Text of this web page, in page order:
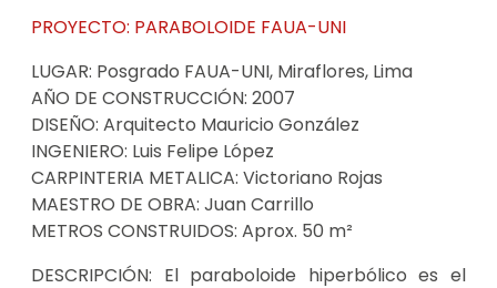
PROYECTO: PARABOLOIDE FAUA-UNI
LUGAR: Posgrado FAUA-UNI, Miraflores, Lima
AÑO DE CONSTRUCCIÓN: 2007
DISEÑO: Arquitecto Mauricio González
INGENIERO: Luis Felipe López
CARPINTERIA METALICA: Victoriano Rojas
MAESTRO DE OBRA: Juan Carrillo
METROS CONSTRUIDOS: Aprox. 50 m²
DESCRIPCIÓN: El paraboloide hiperbólico es el